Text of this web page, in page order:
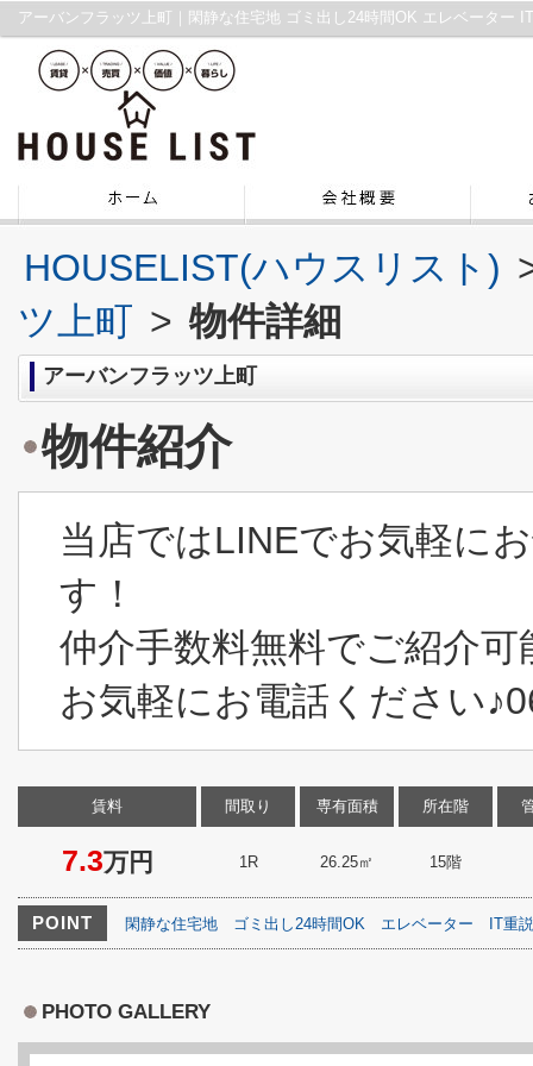
HOUSELIST(ハウスリスト)
ツ上町 > 物件詳細
アーバンフラッツ上町
物件紹介
当店ではLINEでお気軽に
す！
仲介手数料無料でご紹介
お気軽にお電話ください
賃料
7.3万円
間取り
1R
専有面積
26.25㎡
所在階
15階
POINT 閑静な住宅地 ゴミ出し24時間OK エレベーター IT重説
PHOTO GALLERY